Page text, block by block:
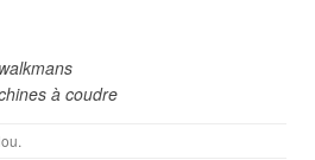
à coudre
.